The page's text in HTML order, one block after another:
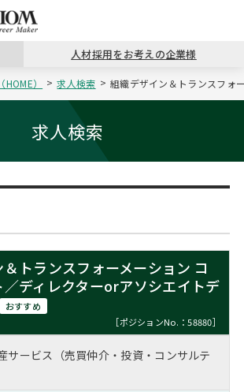
戻る
コンサ
戻る
キャリ
座
）
戻る
MBAの
おわり
戻る
日本か
覧
方
戻る
パワー
ー
TOP
ナー
人材採用をお考えの企業様
） 求人検索 組織デザイン＆トランスフォ
求人検索
トランスフォーメーション コ
／ディレクターorアソシエイトデ
おすすめ
［ポジションNo.：58880］
サービス（売買仲介・投資・コンサルテ